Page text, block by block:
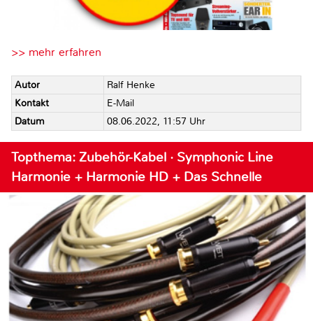
>> mehr erfahren
Autor
Ralf Henke
Kontakt
E-Mail
Datum
08.06.2022, 11:57 Uhr
Topthema: Zubehör-Kabel · Symphonic Line
Harmonie + Harmonie HD + Das Schnelle